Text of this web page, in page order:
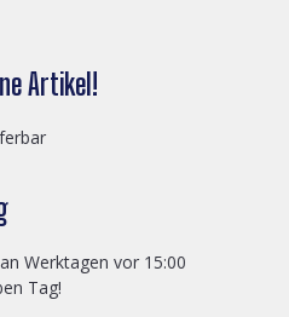
Artikel!
Werktagen vor 15:00
Tag!